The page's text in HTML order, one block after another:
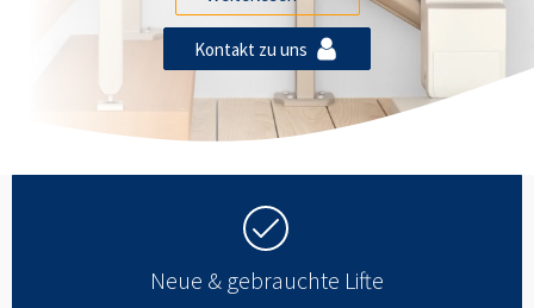
Kontakt zu uns
Neue & gebrauchte Lifte